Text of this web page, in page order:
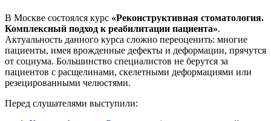
В Москве состоялся курс «Реконструктивная стоматология.
Комплексный подход к реабилитации пациента».
Актуальность данного курса сложно переоценить: многие
пациенты, имея врожденные дефекты и деформации, прячутся
от социума. Большинство специалистов не берутся за
пациентов с расщелинами, скелетными деформациями или
резецированными челюстями.
Перед слушателями выступили: